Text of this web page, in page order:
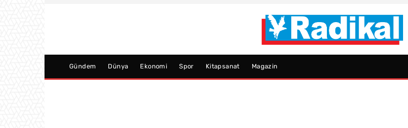
Gündem Dünya Ekonomi Spor Kitapsanat Magazin